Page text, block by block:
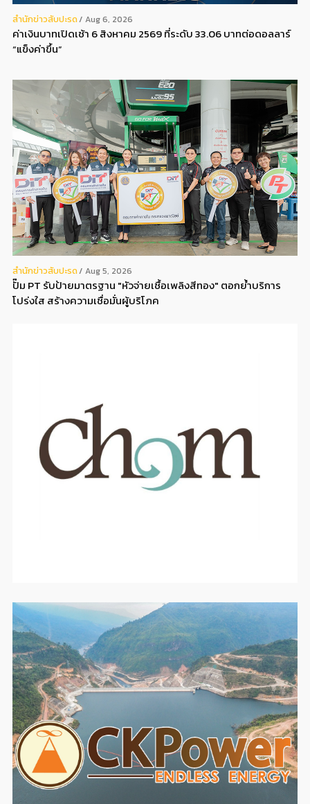
สํานักข่าวสับปะรด Aug 6, 2026
ค่าเงินบาทเปิดเช้า 6 สิงหาคม 2569 ที่ระดับ 33.06 บาทต่อดอลลาร์
“แข็งค่าขึ้น”
สํานักข่าวสับปะรด Aug 5, 2026
ปั๊ม PT รับป้ายมาตรฐาน "หัวจ่ายเชื้อเพลิงสีทอง" ตอกย้ำบริการ
โปร่งใส สร้างความเชื่อมั่นผู้บริโภค